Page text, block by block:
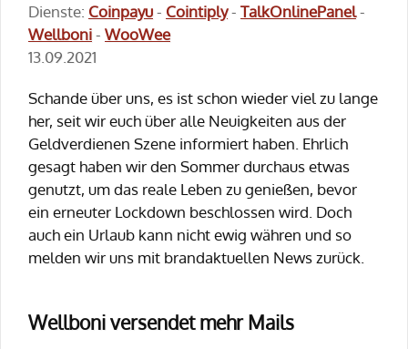
Dienste: Coinpayu- Cointiply- TalkOnlinePanel-
Wellboni- WooWee
13.09.2021
Schande über uns, es ist schon wieder viel zu lange
her, seit wir euch über alle Neuigkeiten aus der
Geldverdienen Szene informiert haben. Ehrlich
gesagt haben wir den Sommer durchaus etwas
genutzt, um das reale Leben zu genießen, bevor
ein erneuter Lockdown beschlossen wird. Doch
auch ein Urlaub kann nicht ewig währen und so
melden wir uns mit brandaktuellen News zurück.
Wellboni versendet mehr Mails